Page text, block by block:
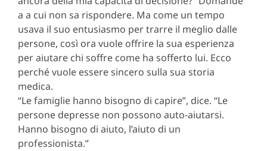
a a cui non sa rispondere. Ma come un tempo
usava il suo entusiasmo per trarre il meglio dalle
persone, così ora vuole offrire la sua esperienza
per aiutare chi soffre come ha sofferto lui. Ecco
perché vuole essere sincero sulla sua storia
medica.
“Le famiglie hanno bisogno di capire”, dice. “Le
persone depresse non possono auto-aiutarsi.
Hanno bisogno di aiuto, l’aiuto di un
professionista.”